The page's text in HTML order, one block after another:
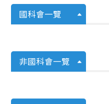
國科會一覽
非國科會一覽